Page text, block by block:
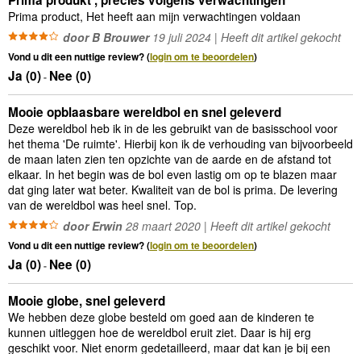
Prima product, Het heeft aan mijn verwachtingen voldaan
door B Brouwer19 juli 2024 | Heeft dit artikel gekocht
Vond u dit een nuttige review? (login om te beoordelen)
Ja (0)- Nee (0)
Mooie opblaasbare wereldbol en snel geleverd
Deze wereldbol heb ik in de les gebruikt van de basisschool voor
het thema 'De ruimte'. Hierbij kon ik de verhouding van bijvoorbeeld
de maan laten zien ten opzichte van de aarde en de afstand tot
elkaar. In het begin was de bol even lastig om op te blazen maar
dat ging later wat beter. Kwaliteit van de bol is prima. De levering
van de wereldbol was heel snel. Top.
door Erwin 28 maart 2020 | Heeft dit artikel gekocht
Vond u dit een nuttige review? (login om te beoordelen)
Ja (0)- Nee (0)
Mooie globe, snel geleverd
We hebben deze globe besteld om goed aan de kinderen te
kunnen uitleggen hoe de wereldbol eruit ziet. Daar is hij erg
geschikt voor. Niet enorm gedetailleerd, maar dat kan je bij een